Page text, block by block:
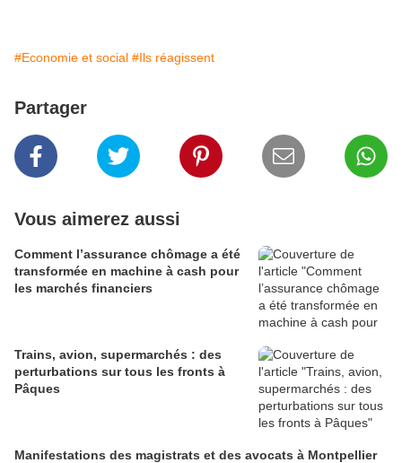
#Economie et social #Ils réagissent
Partager
Vous aimerez aussi
Comment l’assurance chômage a été
transformée en machine à cash pour
les marchés financiers
Trains, avion, supermarchés : des
perturbations sur tous les fronts à
Pâques
Manifestations des magistrats et des avocats à Montpellier